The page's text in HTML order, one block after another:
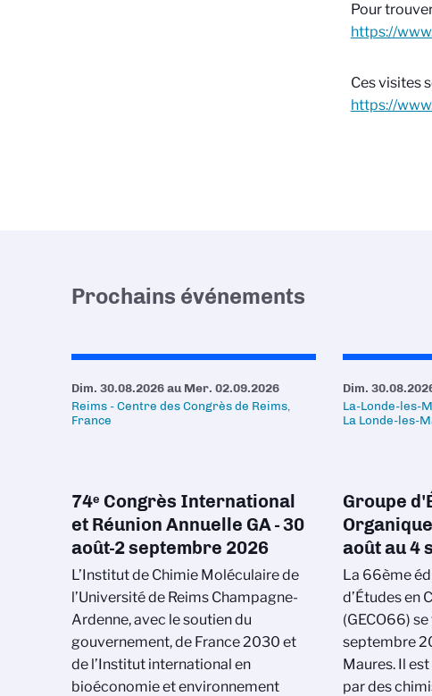
Pour
https://
Ces visites
https://
Prochains événements
Dim. 30.08.2026au Mer. 02.09.2026
Reims - Centre des Congrès de Reims,
France
74ᵉ Congrès International
et Réunion Annuelle GA - 30
août-2 septembre 2026
L’Institut de Chimie Moléculaire de
l’Université de Reims Champagne-
Ardenne, avec le soutien du
gouvernement, de France 2030 et
de l’Institut international en
bioéconomie et environnement
Dim.
La-Londe-les-
La Londe-les-
Groupe
août au 4
La 66ème
d’Études en
(GECO66)
septembre
Maures. Il
par des